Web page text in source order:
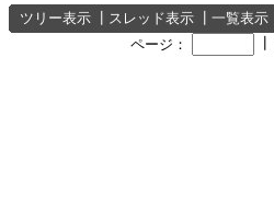
ツリー表示 スレッド表示 一覧表示
ページ：